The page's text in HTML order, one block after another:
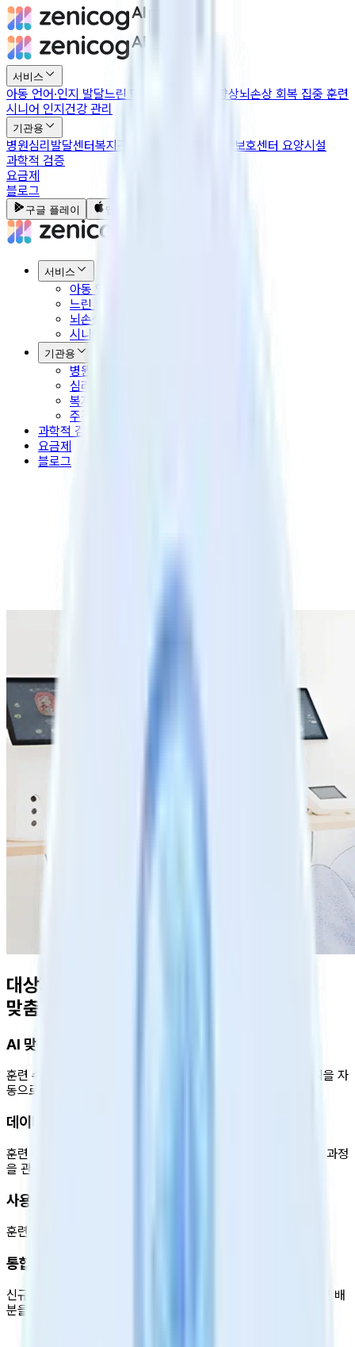
서비스
아동 언어·인지 발달느린 학습자 기초 학습 향상뇌손상 회복 집중 훈련
시니어 인지건강 관리
기관용
병원심리발달센터복지관 및 치매안심센터
주간보호센터 요양시설
과학적 검증
요금제
블로그
구글 플레이 앱스토어
서비스
아동 언어·인지 발달
느린 학습자 기초 학습 향상
뇌손상 회복 집중 훈련
시니어 인지건강 관리
기관용
병원
심리발달센터
복지관 및 치매안심센터
주간보호센터 요양시설
과학적 검증
요금제
블로그
대상자는 늘어나고
대상자의
맞춤형 훈련 계획
AI 맞춤형 훈련 설계
훈련 수행 데이터를 분석하여 대상자 수준에 맞는 개별 훈련 계획을 자
동으로 생성합니다.
데이터 기반 분석 리포트
훈련 수행 데이터로 대상자의 훈련 기록을 한눈에 파악하고, 훈련 과정
을 관리합니다.
사용자 친화적 자동화
훈련 관리와 담당자 배정을 자동화하여 업무를 표준화합니다.
통합 운영 관리
신규 대상자를 편리하게 관리하고 AI 시스템을 통해 체계적인 훈련 배
분을 관리합니다.